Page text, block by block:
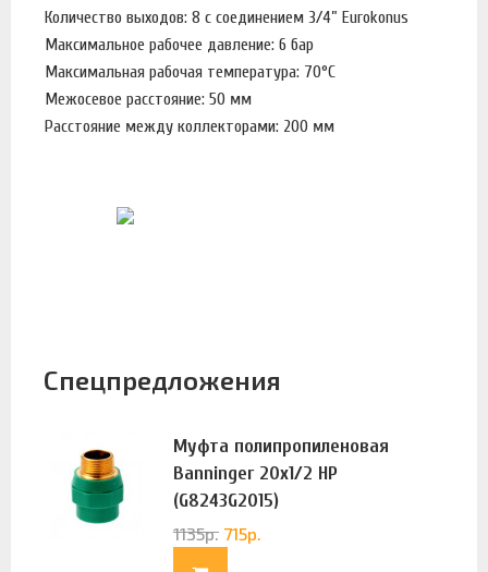
Количество выходов: 8 с соединением 3/4” Eurokonus
Максимальное рабочее давление: 6 бар
Максимальная рабочая температура: 70°С
Межосевое расстояние: 50 мм
Расстояние между коллекторами: 200 мм
Спецпредложения
Муфта полипропиленовая
Banninger 20х1/2 НР
(G8243G2015)
1135р. 715р.